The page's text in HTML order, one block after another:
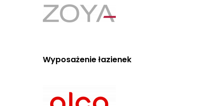
Wyposażenie łazienek